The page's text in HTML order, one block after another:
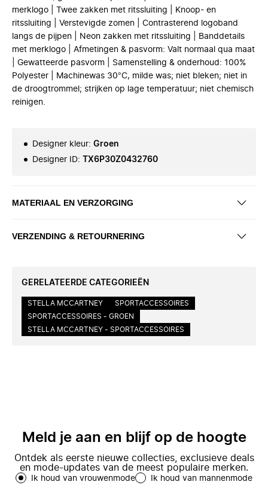
merklogo | Twee zakken met ritssluiting | Knoop- en
ritssluiting | Verstevigde zomen | Contrasterend logoband
langs de pijpen | Neon zakken met ritssluiting | Banddetails
met merklogo | Afmetingen & pasvorm: Valt normaal qua maat
| Gewatteerde pasvorm | Samenstelling & onderhoud: 100%
Polyester | Machinewas 30°C, milde was; niet bleken; niet in
de droogtrommel; strijken op lage temperatuur; niet chemisch
reinigen.
Designer kleur: Groen
Designer ID: TX6P30Z0432760
MATERIAAL EN VERZORGING
VERZENDING & RETOURNERING
GERELATEERDE CATEGORIEËN
STELLA MCCARTNEY
SPORTACCESSOIRES
SPORTACCESSOIRES - GROEN
STELLA MCCARTNEY - SPORTACCESSOIRES
Meld je aan en blijf op de hoogte
Ontdek als eerste nieuwe collecties, exclusieve deals
en mode-updates van de meest populaire merken.
Ik houd van vrouwenmode Ik houd van mannenmode